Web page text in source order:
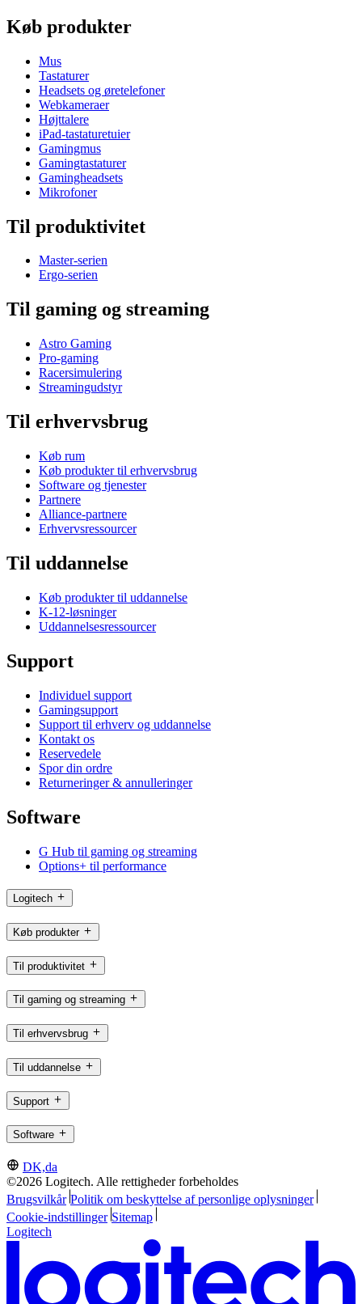
Køb produkter
Mus
Tastaturer
Headsets og øretelefoner
Webkameraer
Højttalere
iPad-tastaturetuier
Gamingmus
Gamingtastaturer
Gamingheadsets
Mikrofoner
Til produktivitet
Master-serien
Ergo-serien
Til gaming og streaming
Astro Gaming
Pro-gaming
Racersimulering
Streamingudstyr
Til erhvervsbrug
Køb rum
Køb produkter til erhvervsbrug
Software og tjenester
Partnere
Alliance-partnere
Erhvervsressourcer
Til uddannelse
Køb produkter til uddannelse
K-12-løsninger
Uddannelsesressourcer
Support
Individuel support
Gamingsupport
Support til erhverv og uddannelse
Kontakt os
Reservedele
Spor din ordre
Returneringer & annulleringer
Software
G Hub til gaming og streaming
Options+ til performance
Logitech
Køb produkter
Til produktivitet
Til gaming og streaming
Til erhvervsbrug
Til uddannelse
Support
Software
DK,da
©2026 Logitech. Alle rettigheder forbeholdes
Brugsvilkår Politik om beskyttelse af personlige oplysninger
Cookie-indstillinger Sitemap
Logitech